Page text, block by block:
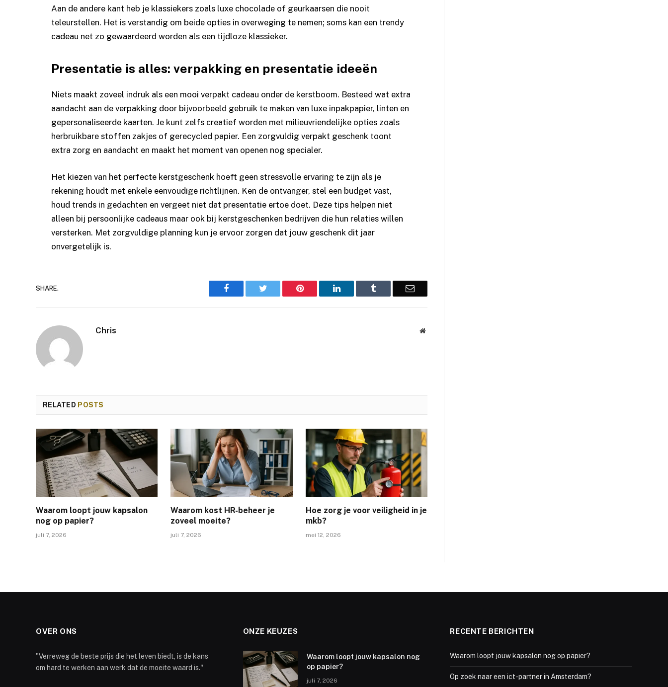
Aan de andere kant heb je klassiekers zoals luxe chocolade of geurkaarsen die nooit
teleurstellen. Het is verstandig om beide opties in overweging te nemen; soms kan een trendy
cadeau net zo gewaardeerd worden als een tijdloze klassieker.
Presentatie is alles: verpakking en presentatie ideeën
Niets maakt zoveel indruk als een mooi verpakt cadeau onder de kerstboom. Besteed wat extra
aandacht aan de verpakking door bijvoorbeeld gebruik te maken van luxe inpakpapier, linten en
gepersonaliseerde kaarten. Je kunt zelfs creatief worden met milieuvriendelijke opties zoals
herbruikbare stoffen zakjes of gerecycled papier. Een zorgvuldig verpakt geschenk toont
extra zorg en aandacht en maakt het moment van openen nog specialer.
Het kiezen van het perfecte kerstgeschenk hoeft geen stressvolle ervaring te zijn als je
rekening houdt met enkele eenvoudige richtlijnen. Ken de ontvanger, stel een budget vast,
houd trends in gedachten en vergeet niet dat presentatie ertoe doet. Deze tips helpen niet
alleen bij persoonlijke cadeaus maar ook bij kerstgeschenken bedrijven die hun relaties willen
versterken. Met zorgvuldige planning kun je ervoor zorgen dat jouw geschenk dit jaar
onvergetelijk is.
SHARE. Facebook Twitter Pinterest LinkedIn Tumblr Email
Chris Website
RELATED POSTS
Waarom loopt jouw kapsalon
nog op papier?
juli 7, 2026
Waarom kost HR-beheer je
zoveel moeite?
juli 7, 2026
Hoe zorg je voor veiligheid in je
mkb?
mei 12, 2026
OVER ONS
"Verreweg de beste prijs die het leven biedt, is de kans
om hard te werken aan werk dat de moeite waard is."
ONZE KEUZES
Waarom loopt jouw kapsalon nog
op papier?
juli 7, 2026
RECENTE BERICHTEN
Waarom loopt jouw kapsalon nog op papier?
Op zoek naar een ict-partner in Amsterdam?